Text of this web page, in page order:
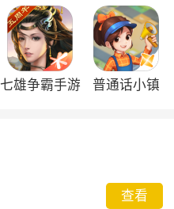
七雄争霸手游 普通话小镇
查看